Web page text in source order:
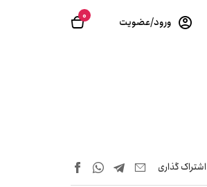
0 ورود/عضویت
اشتراک‌ گذاری